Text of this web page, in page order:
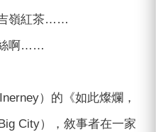
嶺紅茶……
絲啊……
）的《如此燦爛，
City），敘事者在一家